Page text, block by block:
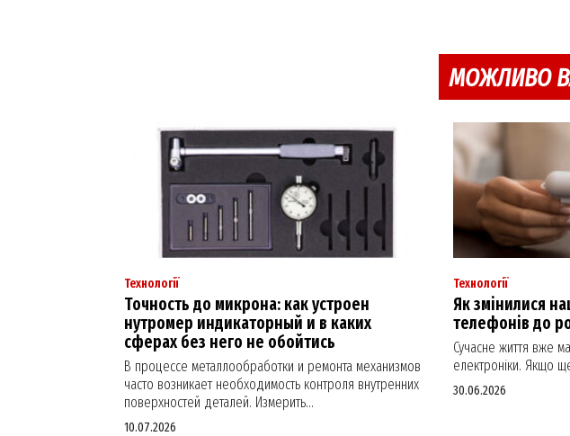
МОЖЛИВО
Технології
Точность до микрона: как устроен
нутромер индикаторный и в каких
сферах без него не обойтись
В процессе металлообработки и ремонта механизмов
часто возникает необходимость контроля внутренних
поверхностей деталей. Измерить...
10.07.2026
Технології
Як змінилися
телефонів до
Сучасне життя вже
електроніки. Якщо
30.06.2026